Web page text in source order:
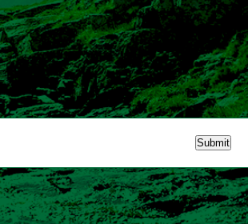
Submit